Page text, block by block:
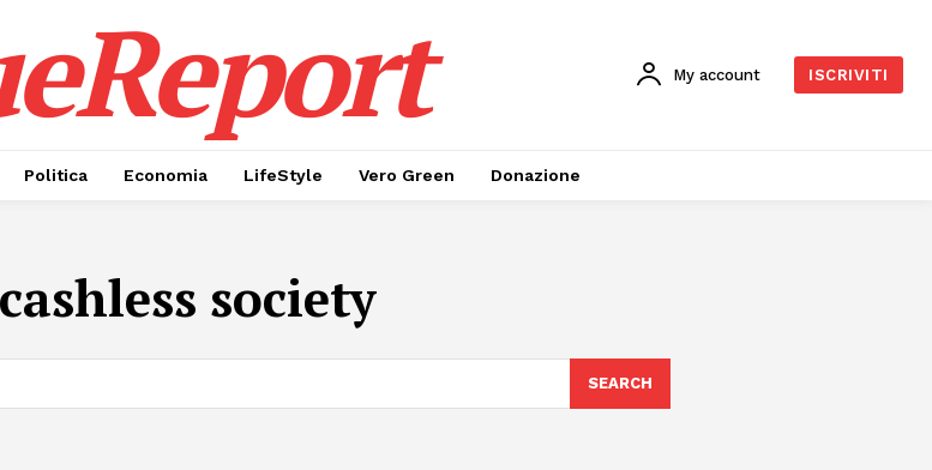
My account ISCRIVITI
Politica Economia LifeStyle Vero Green Donazione
cashless society
SEARCH